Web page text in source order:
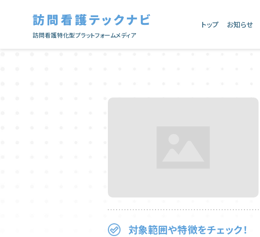
訪問看護テックナビ
訪問看護特化型プラットフォームメディア
トップ お知らせ
対象範囲や特徴をチェック！